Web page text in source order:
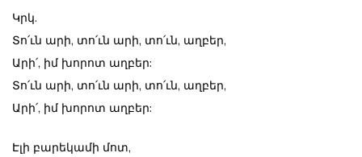
Կրկ.
Տո՛ւն արի, տո՛ւն արի, տո՛ւն, աղբեր,
Արի՛, իմ խորոտ աղբեր:
Տո՛ւն արի, տո՛ւն արի, տո՛ւն, աղբեր,
Արի՛, իմ խորոտ աղբեր:
Էլի բարեկամի մոտ,